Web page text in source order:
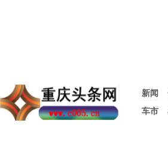
新闻
车市